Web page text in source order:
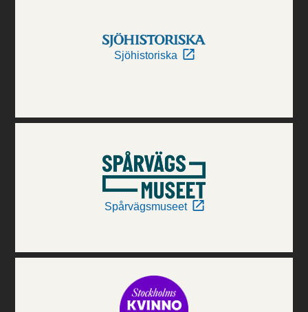
Sjöhistoriska
Spårvägsmuseet